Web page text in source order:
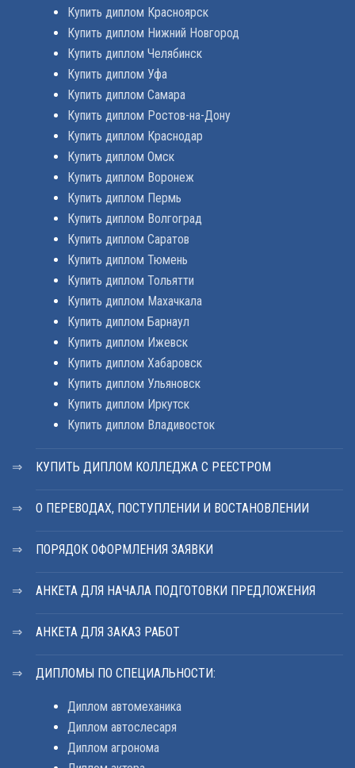
Купить диплом Красноярск
Купить диплом Нижний Новгород
Купить диплом Челябинск
Купить диплом Уфа
Купить диплом Самара
Купить диплом Ростов-на-Дону
Купить диплом Краснодар
Купить диплом Омск
Купить диплом Воронеж
Купить диплом Пермь
Купить диплом Волгоград
Купить диплом Саратов
Купить диплом Тюмень
Купить диплом Тольятти
Купить диплом Махачкала
Купить диплом Барнаул
Купить диплом Ижевск
Купить диплом Хабаровск
Купить диплом Ульяновск
Купить диплом Иркутск
Купить диплом Владивосток
КУПИТЬ ДИПЛОМ КОЛЛЕДЖА С РЕЕСТРОМ
О ПЕРЕВОДАХ, ПОСТУПЛЕНИИ И ВОСТАНОВЛЕНИИ
ПОРЯДОК ОФОРМЛЕНИЯ ЗАЯВКИ
АНКЕТА ДЛЯ НАЧАЛА ПОДГОТОВКИ ПРЕДЛОЖЕНИЯ
АНКЕТА ДЛЯ ЗАКАЗ РАБОТ
ДИПЛОМЫ ПО СПЕЦИАЛЬНОСТИ:
Диплом автомеханика
Диплом автослесаря
Диплом агронома